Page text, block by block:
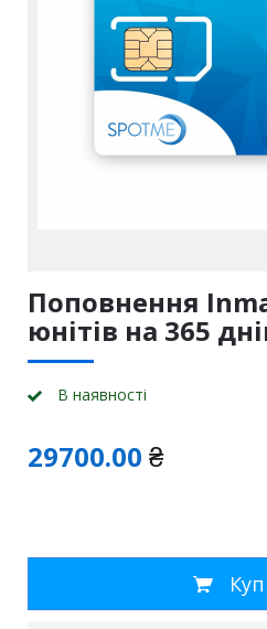
Поповнення
юнітів на 365
В наявності
29700.00 ₴